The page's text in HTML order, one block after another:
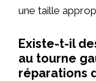
une taille
Existe-t-il
au tourne
réparations